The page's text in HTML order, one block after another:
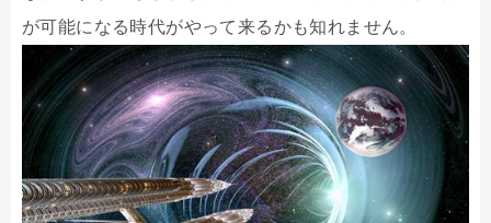
が可能になる時代がやって来るかも知れません。